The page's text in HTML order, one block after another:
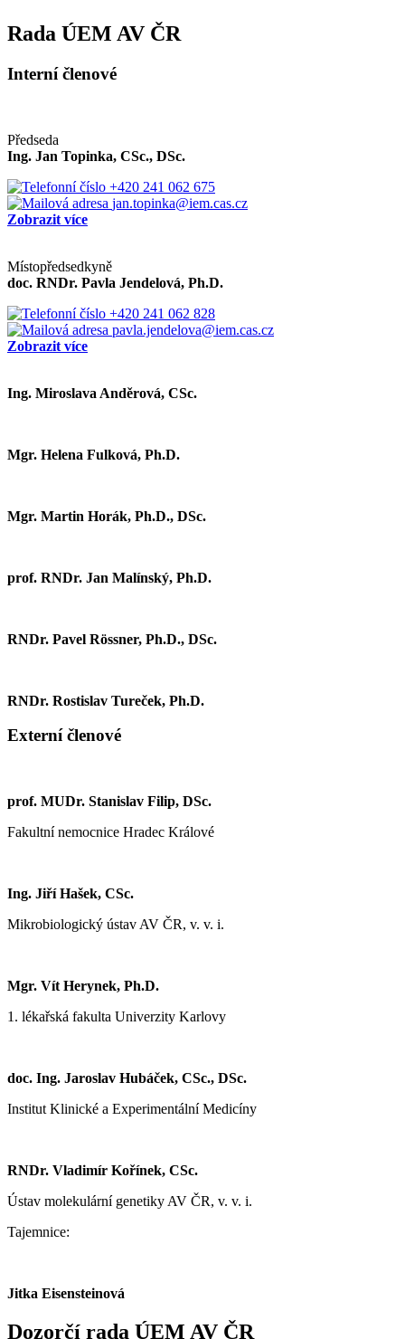
Rada ÚEM AV ČR
Interní členové
Předseda
Ing. Jan Topinka, CSc., DSc.
+420 241 062 675
jan.topinka@iem.cas.cz
Zobrazit více
Místopředsedkyně
doc. RNDr. Pavla Jendelová, Ph.D.
+420 241 062 828
pavla.jendelova@iem.cas.cz
Zobrazit více
Ing. Miroslava Anděrová, CSc.
Mgr. Helena Fulková, Ph.D.
Mgr. Martin Horák, Ph.D., DSc.
prof. RNDr. Jan Malínský, Ph.D.
RNDr. Pavel Rössner, Ph.D., DSc.
RNDr. Rostislav Tureček, Ph.D.
Externí členové
prof. MUDr. Stanislav Filip, DSc.
Fakultní nemocnice Hradec Králové
Ing. Jiří Hašek, CSc.
Mikrobiologický ústav AV ČR, v. v. i.
Mgr. Vít Herynek, Ph.D.
1. lékařská fakulta Univerzity Karlovy
doc. Ing. Jaroslav Hubáček, CSc., DSc.
Institut Klinické a Experimentální Medicíny
RNDr. Vladimír Kořínek, CSc.
Ústav molekulární genetiky AV ČR, v. v. i.
Tajemnice:
Jitka Eisensteinová
Dozorčí rada ÚEM AV ČR